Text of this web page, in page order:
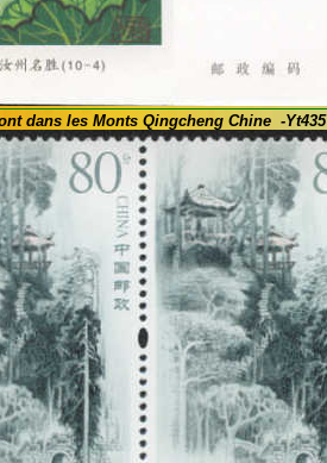
dans les Monts Qingcheng Chine-